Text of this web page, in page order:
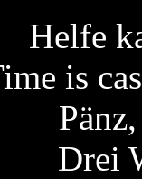
Helfe
is
Drei